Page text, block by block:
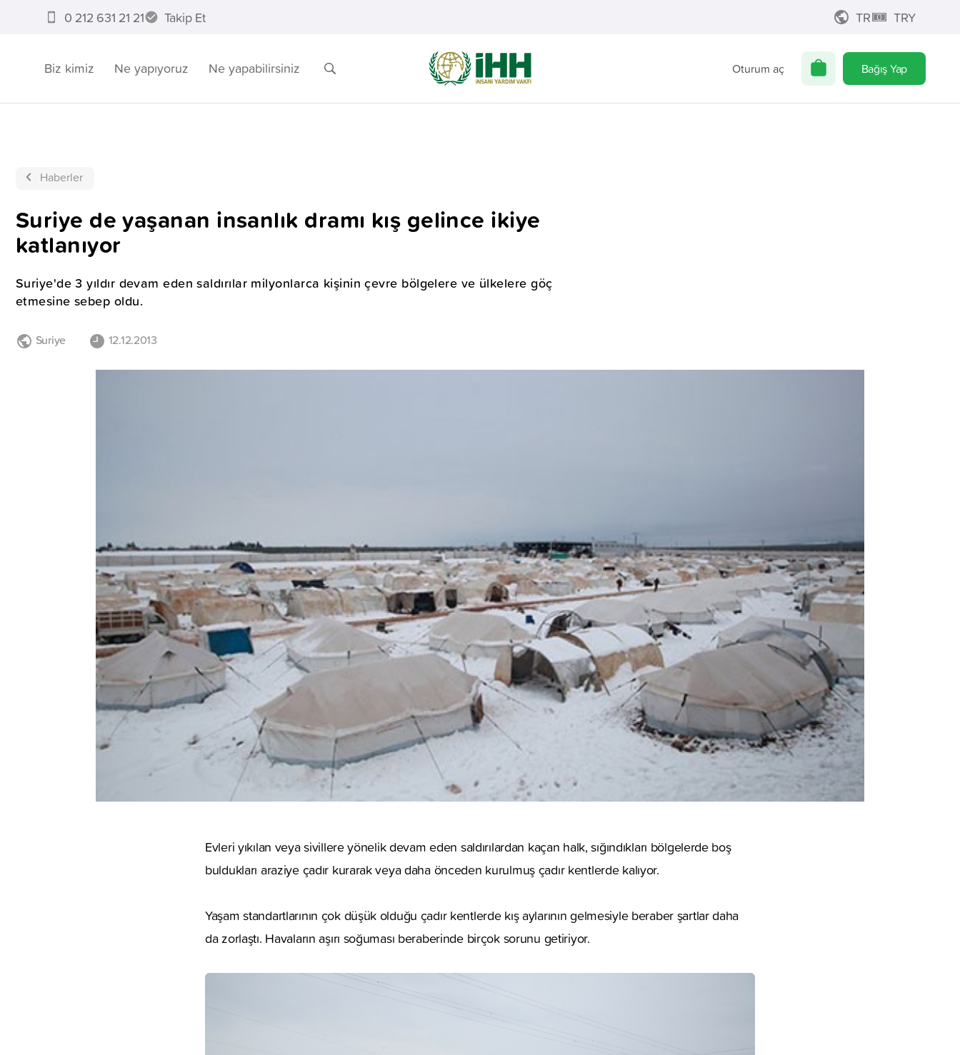
0 212 631 21 21 Takip Et TR TRY
Biz kimiz Ne yapıyoruz Ne yapabilirsiniz Oturum aç Bağış Yap
Haberler
Suriye de yaşanan insanlık dramı kış gelince ikiye
katlanıyor
Suriye'de 3 yıldır devam eden saldırılar milyonlarca kişinin çevre bölgelere ve ülkelere göç
etmesine sebep oldu.
Suriye 12.12.2013
Evleri yıkılan veya sivillere yönelik devam eden saldırılardan kaçan halk, sığındıkları bölgelerde boş
buldukları araziye çadır kurarak veya daha önceden kurulmuş çadır kentlerde kalıyor.
Yaşam standartlarının çok düşük olduğu çadır kentlerde kış aylarının gelmesiyle beraber şartlar daha
da zorlaştı. Havaların aşırı soğuması beraberinde birçok sorunu getiriyor.